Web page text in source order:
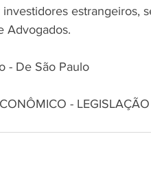
investidores estrangeiros,
Advogados.
- De São Paulo
-